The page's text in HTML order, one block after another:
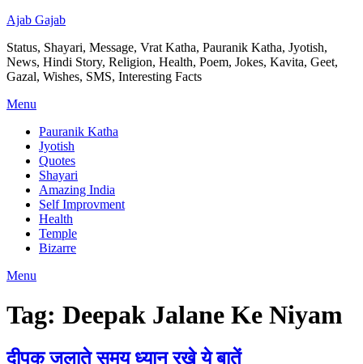
Ajab Gajab
Status, Shayari, Message, Vrat Katha, Pauranik Katha, Jyotish,
News, Hindi Story, Religion, Health, Poem, Jokes, Kavita, Geet,
Gazal, Wishes, SMS, Interesting Facts
Menu
Pauranik Katha
Jyotish
Quotes
Shayari
Amazing India
Self Improvment
Health
Temple
Bizarre
Menu
Tag: Deepak Jalane Ke Niyam
दीपक जलाते समय ध्यान रखे ये बातें